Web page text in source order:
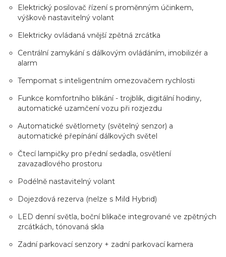
Elektrický posilovač řízení s proměnným účinkem,
výškově nastavitelný volant
Elektricky ovládaná vnější zpětná zrcátka
Centrální zamykání s dálkovým ovládáním, imobilizér a
alarm
Tempomat s inteligentním omezovačem rychlosti
Funkce komfortního blikání - trojblik, digitální hodiny,
automatické uzamčení vozu při rozjezdu
Automatické světlomety (světelný senzor) a
automatické přepínání dálkových světel
Čtecí lampičky pro přední sedadla, osvětlení
zavazadlového prostoru
Podélně nastavitelný volant
Dojezdová rezerva (nelze s Mild Hybrid)
LED denní světla, boční blikače integrované ve zpětných
zrcátkách, tónovaná skla
Zadní parkovací senzory + zadní parkovací kamera